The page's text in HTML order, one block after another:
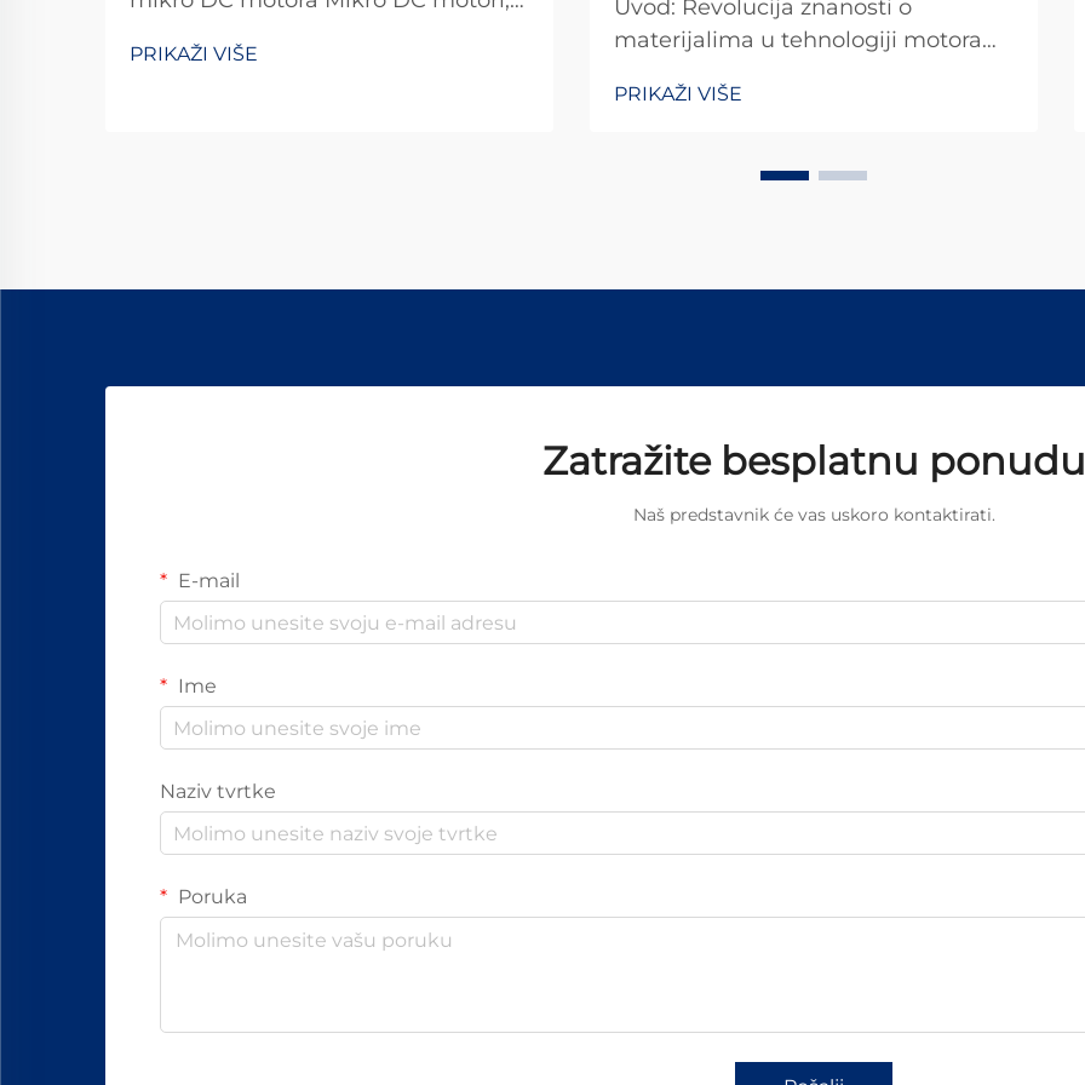
promjera manjeg od 38 mm, postali
PRIKAŽI VIŠE
Uvod: Revolucija znanosti o
materijalima u tehnologiji motora
prolazi kroz paradigmalnu
proboji u znanosti o materijalima
PRIKAŽI VIŠE
Zatražite besplatnu ponudu
Naš predstavnik će vas uskoro kontaktirati.
E-mail
Ime
Naziv tvrtke
Poruka